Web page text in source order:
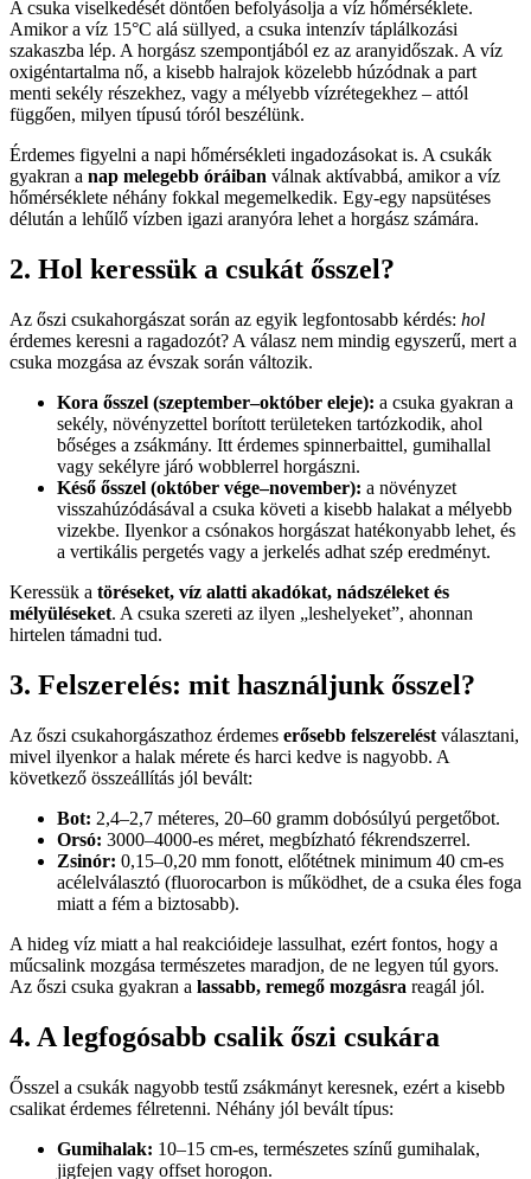
A csuka viselkedését döntően befolyásolja a víz hőmérséklete.
Amikor a víz 15°C alá süllyed, a csuka intenzív táplálkozási
szakaszba lép. A horgász szempontjából ez az aranyidőszak. A víz
oxigéntartalma nő, a kisebb halrajok közelebb húzódnak a part
menti sekély részekhez, vagy a mélyebb vízrétegekhez – attól
függően, milyen típusú tóról beszélünk.
Érdemes figyelni a napi hőmérsékleti ingadozásokat is. A csukák
gyakran a nap melegebb óráiban válnak aktívabbá, amikor a víz
hőmérséklete néhány fokkal megemelkedik. Egy-egy napsütéses
délután a lehűlő vízben igazi aranyóra lehet a horgász számára.
2. Hol keressük a csukát ősszel?
Az őszi csukahorgászat során az egyik legfontosabb kérdés: hol
érdemes keresni a ragadozót? A válasz nem mindig egyszerű, mert a
csuka mozgása az évszak során változik.
Kora ősszel (szeptember–október eleje): a csuka gyakran a
sekély, növényzettel borított területeken tartózkodik, ahol
bőséges a zsákmány. Itt érdemes spinnerbaittel, gumihallal
vagy sekélyre járó wobblerrel horgászni.
Késő ősszel (október vége–november): a növényzet
visszahúzódásával a csuka követi a kisebb halakat a mélyebb
vizekbe. Ilyenkor a csónakos horgászat hatékonyabb lehet, és
a vertikális pergetés vagy a jerkelés adhat szép eredményt.
Keressük a töréseket, víz alatti akadókat, nádszéleket és
mélyüléseket. A csuka szereti az ilyen „leshelyeket”, ahonnan
hirtelen támadni tud.
3. Felszerelés: mit használjunk ősszel?
Az őszi csukahorgászathoz érdemes erősebb felszerelést választani,
mivel ilyenkor a halak mérete és harci kedve is nagyobb. A
következő összeállítás jól bevált:
Bot: 2,4–2,7 méteres, 20–60 gramm dobósúlyú pergetőbot.
Orsó: 3000–4000-es méret, megbízható fékrendszerrel.
Zsinór: 0,15–0,20 mm fonott, előtétnek minimum 40 cm-es
acélelválasztó (fluorocarbon is működhet, de a csuka éles foga
miatt a fém a biztosabb).
A hideg víz miatt a hal reakcióideje lassulhat, ezért fontos, hogy a
műcsalink mozgása természetes maradjon, de ne legyen túl gyors.
Az őszi csuka gyakran a lassabb, remegő mozgásra reagál jól.
4. A legfogósabb csalik őszi csukára
Ősszel a csukák nagyobb testű zsákmányt keresnek, ezért a kisebb
csalikat érdemes félretenni. Néhány jól bevált típus:
Gumihalak: 10–15 cm-es, természetes színű gumihalak,
jigfejen vagy offset horogon.